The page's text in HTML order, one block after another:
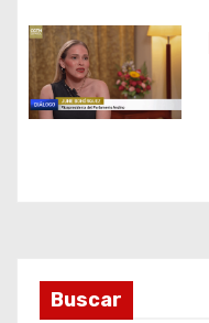
n
t
r
sBuscar